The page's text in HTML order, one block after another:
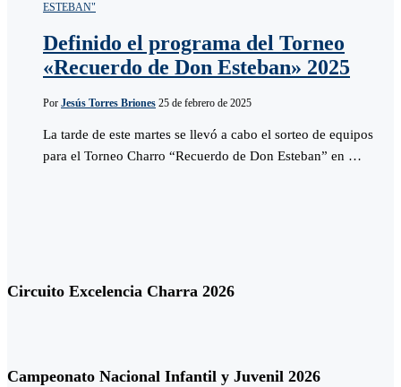
ESTEBAN"
Definido el programa del Torneo
«Recuerdo de Don Esteban» 2025
Por Jesús Torres Briones 25 de febrero de 2025
La tarde de este martes se llevó a cabo el sorteo de equipos
para el Torneo Charro “Recuerdo de Don Esteban” en …
Circuito Excelencia Charra 2026
Campeonato Nacional Infantil y Juvenil 2026